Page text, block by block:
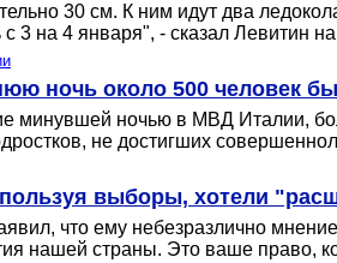
30 см. К ним идут два
3 на 4 января", - сказал
ночь около 500 человек
минувшей ночью в МВД Италии,
не достигших
выборы, хотели
что ему небезразлично
нашей страны. Это ваше право,